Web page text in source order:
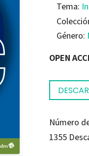
Tema:
Género:
OPEN
Número
1355